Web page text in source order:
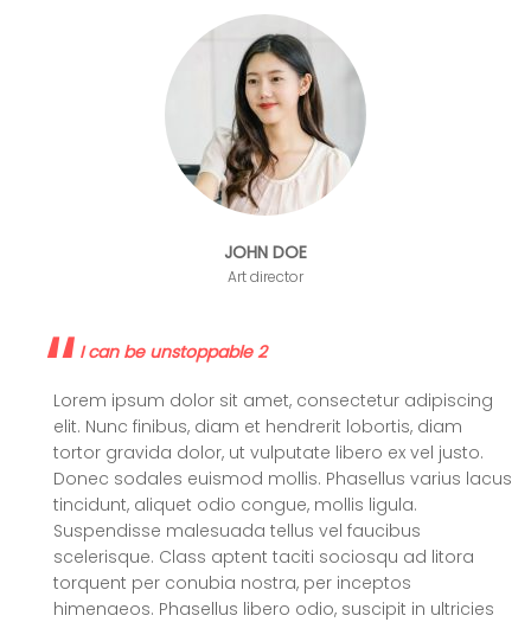
JOHN DOE
Art director
I can be unstoppable 2
Lorem ipsum dolor sit amet, consectetur adipiscing
elit. Nunc finibus, diam et hendrerit lobortis, diam
tortor gravida dolor, ut vulputate libero ex vel justo.
Donec sodales euismod mollis. Phasellus varius lacus
tincidunt, aliquet odio congue, mollis ligula.
Suspendisse malesuada tellus vel faucibus
scelerisque. Class aptent taciti sociosqu ad litora
torquent per conubia nostra, per inceptos
himenaeos. Phasellus libero odio, suscipit in ultricies